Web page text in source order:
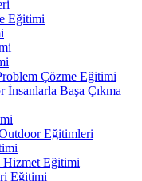
Eğitimi
Çözme Eğitimi
İnsanlarla Başa Çıkma
Eğitimleri
Hizmet Eğitimi
Eğitimi